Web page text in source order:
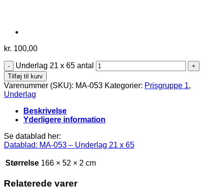
kr. 100,00
Underlag 21 x 65 antal
Tilføj til kurv
Varenummer (SKU): MA-053 Kategorier: Prisgruppe 1,
Underlag
Beskrivelse
Yderligere information
Se datablad her:
Datablad: MA-053 – Underlag 21 x 65
Størrelse 166 × 52 × 2 cm
Relaterede varer